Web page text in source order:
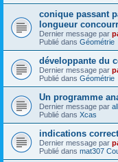
conique passant
longueur
Dernier message par
Publié dans Géométrie
développante du
Dernier message par
Publié dans Géométrie
Un programme
Dernier message par
Publié dans Xcas
indications
Dernier message par
Publié dans mat307